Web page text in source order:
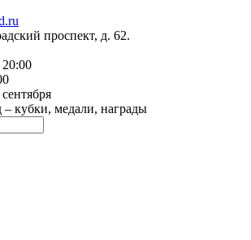
проспект, д. 62.
кубки, медали, награды